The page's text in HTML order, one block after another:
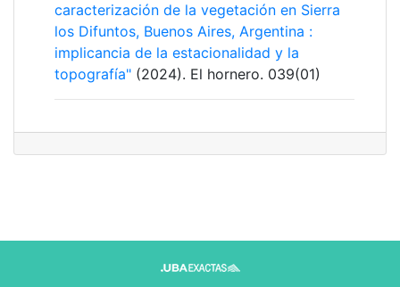
caracterización de la vegetación en Sierra
los Difuntos, Buenos Aires, Argentina :
implicancia de la estacionalidad y la
topografía" (2024). El hornero. 039(01)